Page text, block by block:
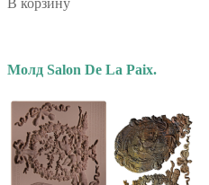
Молд Salon De La Paix.